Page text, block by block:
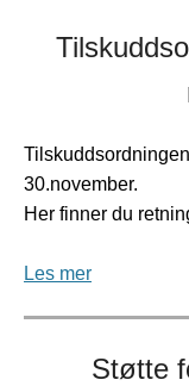
30.november.
Her finner du
Les mer
Støtte